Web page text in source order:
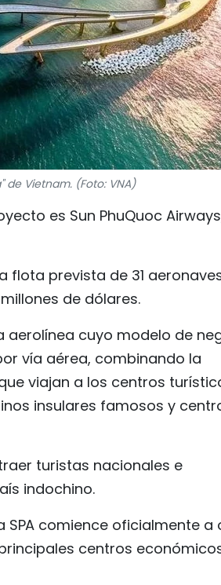
de Vietnam. (Foto: VNA)
es Sun PhuQuoc
flota prevista de 31
de dólares.
aerolínea cuyo modelo de
vía aérea, combinando la
viajan a los centros
insulares famosos y
turistas nacionales e
indochino.
comience oficialmente a
centros